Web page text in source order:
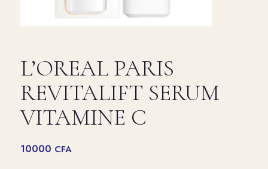
L’OREAL PARIS
REVITALIFT SERUM
VITAMINE C
10000 CFA